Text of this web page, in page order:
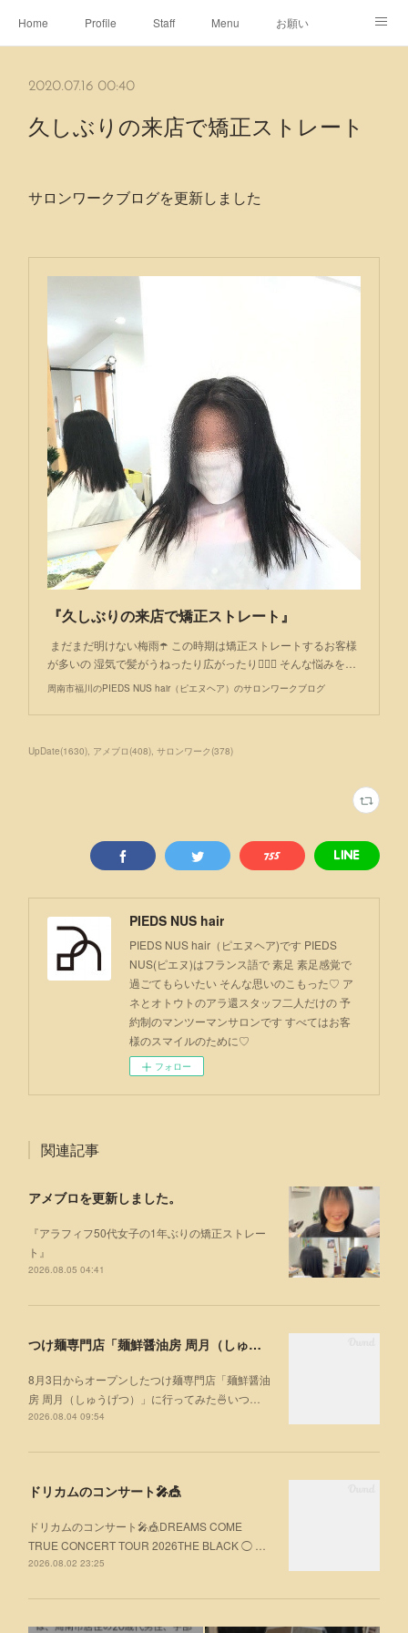
Home Profile Staff Menu お願い
2020.07.16 00:40
久しぶりの来店で矯正ストレート
サロンワークブログを更新しました
『久しぶりの来店で矯正ストレート』
まだまだ明けない梅雨☂️ この時期は矯正ストレートするお客様
が多いの 湿気で髪がうねったり広がったり🤦🏻‍♀️ そんな悩みを…
周南市福川のPIEDS NUS hair（ピエヌヘア）のサロンワークブログ
UpDate(1630) アメブロ (408) サロンワーク (378)
PIEDS NUS hair
PIEDS NUS hair（ピエヌヘア)です PIEDS
NUS(ピエヌ)はフランス語で 素足 素足感覚で
過ごてもらいたい そんな思いのこもった♡ ア
ネとオトウトのアラ還スタッフ二人だけの 予
約制のマンツーマンサロンです すべてはお客
様のスマイルのために♡
フォロー
関連記事
アメブロを更新しました。
『アラフィフ50代女子の1年ぶりの矯正ストレー
ト』
2026.08.05 04:41
つけ麺専門店「麺鮮醤油房 周月（しゅうげつ）」⁡ に行ってみた🍜
8月3日からオープンしたつけ麺専門店「麺鮮醤油
房 周月（しゅうげつ）」⁡に行ってみた🍜いつ…
2026.08.04 09:54
ドリカムのコンサート🎤🎪
ドリカムのコンサート🎤🎪DREAMS COME
TRUE CONCERT TOUR 2026THE BLACK ◯ …
2026.08.02 23:25